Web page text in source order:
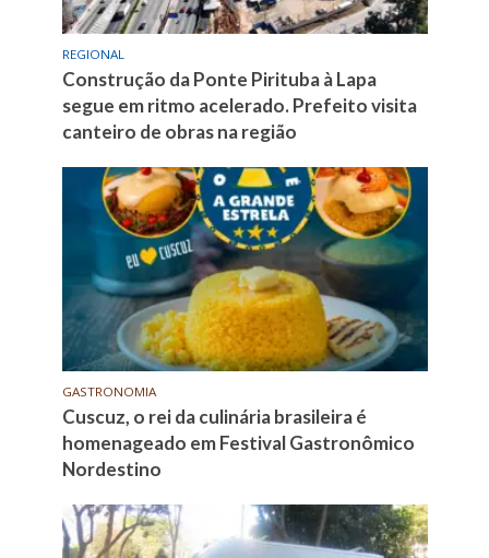
REGIONAL
Construção da Ponte Pirituba à Lapa
segue em ritmo acelerado. Prefeito visita
canteiro de obras na região
GASTRONOMIA
Cuscuz, o rei da culinária brasileira é
homenageado em Festival Gastronômico
Nordestino